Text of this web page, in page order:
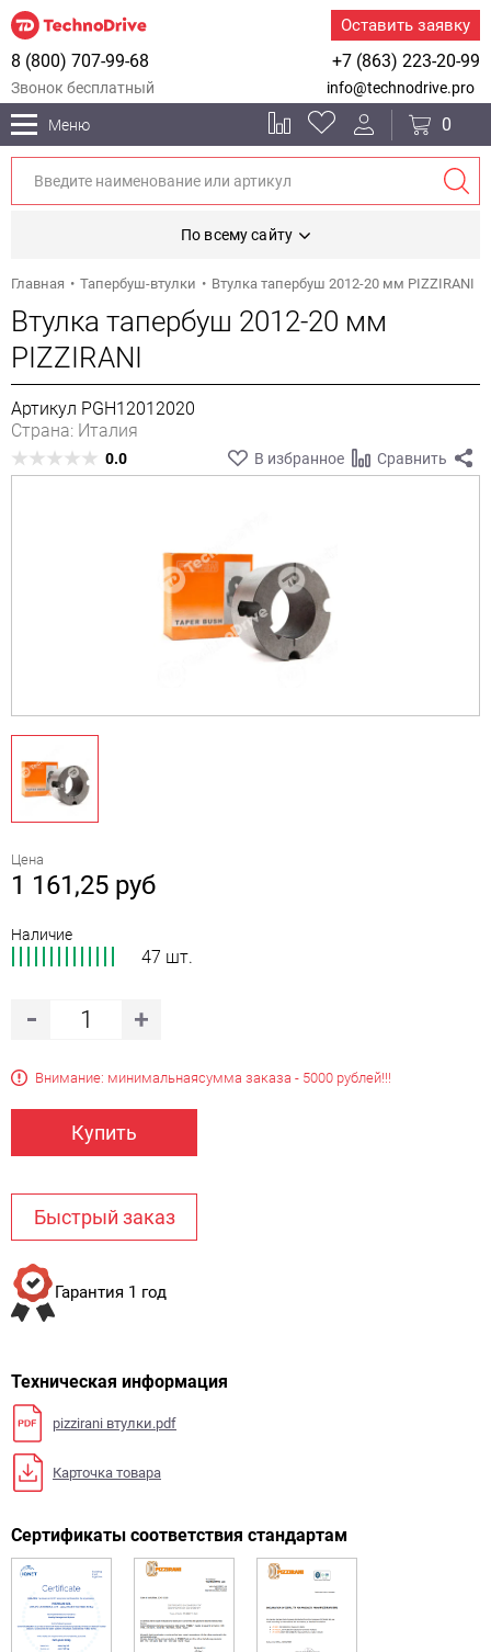
Оставить заявку
+7 (863) 223-20-99
8 (800) 707-99-68
Звонок бесплатный info@technodrive.pro
Меню 0
По всему сайту
Главная Тапербуш-втулки Втулка тапербуш 2012-20 мм PIZZIRANI
Втулка тапербуш 2012-20 мм
PIZZIRANI
Артикул PGH12012020
Страна: Италия
0.0 В избранное Сравнить
Цена
1 161,25 руб
Наличие
47 шт.
Внимание: минимальнаясумма заказа - 5000 рублей!!!
Купить
Быстрый заказ
Гарантия 1 год
Техническая информация
pizzirani втулки.pdf
Карточка товара
Сертификаты соответствия стандартам